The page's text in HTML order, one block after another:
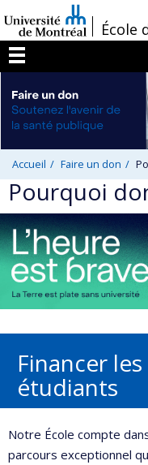
au
contenu
/École
Menu
Accueil Faire un don
Pourquoi
Financer
étudiants
Notre École compte
parcours exceptionnel